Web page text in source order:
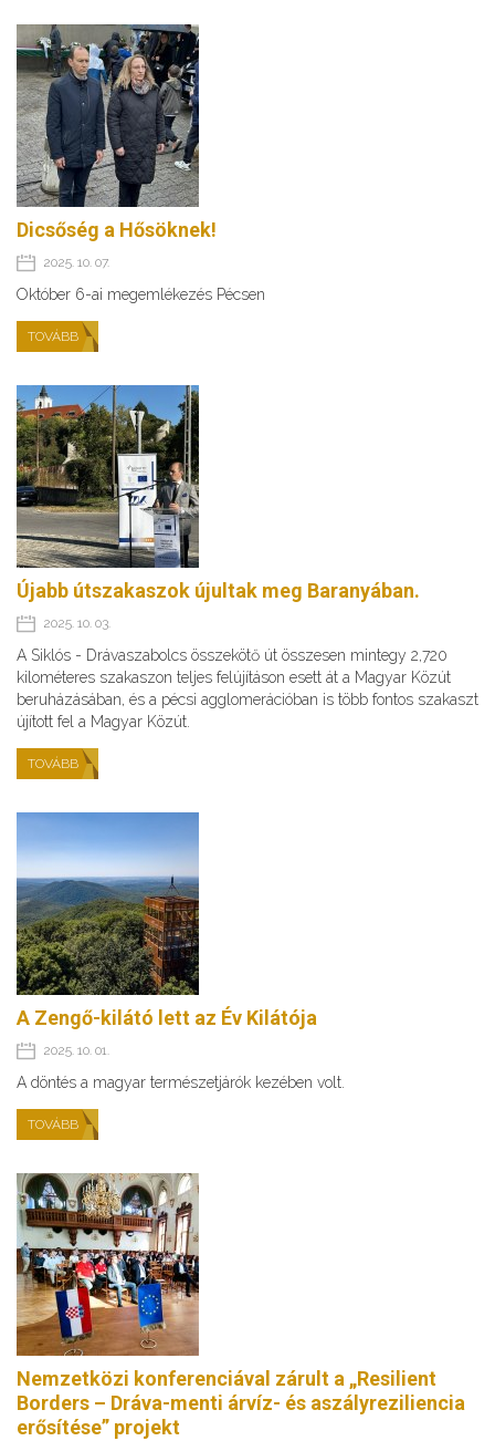
Dicsőség a Hősöknek!
2025. 10. 07.
Október 6-ai megemlékezés Pécsen
TOVÁBB
Újabb útszakaszok újultak meg Baranyában.
2025. 10. 03.
A Siklós - Drávaszabolcs összekötő út összesen mintegy 2,720
kilométeres szakaszon teljes felújításon esett át a Magyar Közút
beruházásában, és a pécsi agglomerációban is több fontos szakaszt
újított fel a Magyar Közút.
TOVÁBB
A Zengő-kilátó lett az Év Kilátója
2025. 10. 01.
A döntés a magyar természetjárók kezében volt.
TOVÁBB
Nemzetközi konferenciával zárult a „Resilient
Borders – Dráva-menti árvíz- és aszályreziliencia
erősítése” projekt